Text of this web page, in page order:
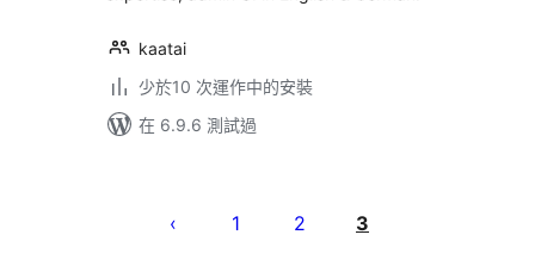
kaatai
少於10 次運作中的安裝
在 6.9.6 測試過
pagination
1 2 3